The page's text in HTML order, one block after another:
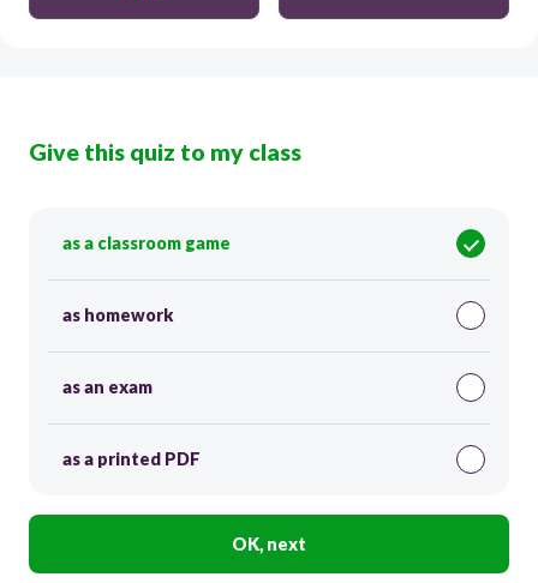
Give this quiz to my class
as a classroom game
as homework
as an exam
as a printed PDF
OK, next